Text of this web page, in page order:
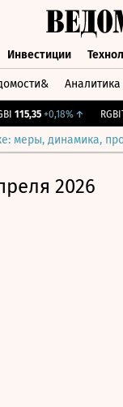
Инвестиции
Аналитика
+0,18% ↑ RGBITR
меры, динамика,
2026